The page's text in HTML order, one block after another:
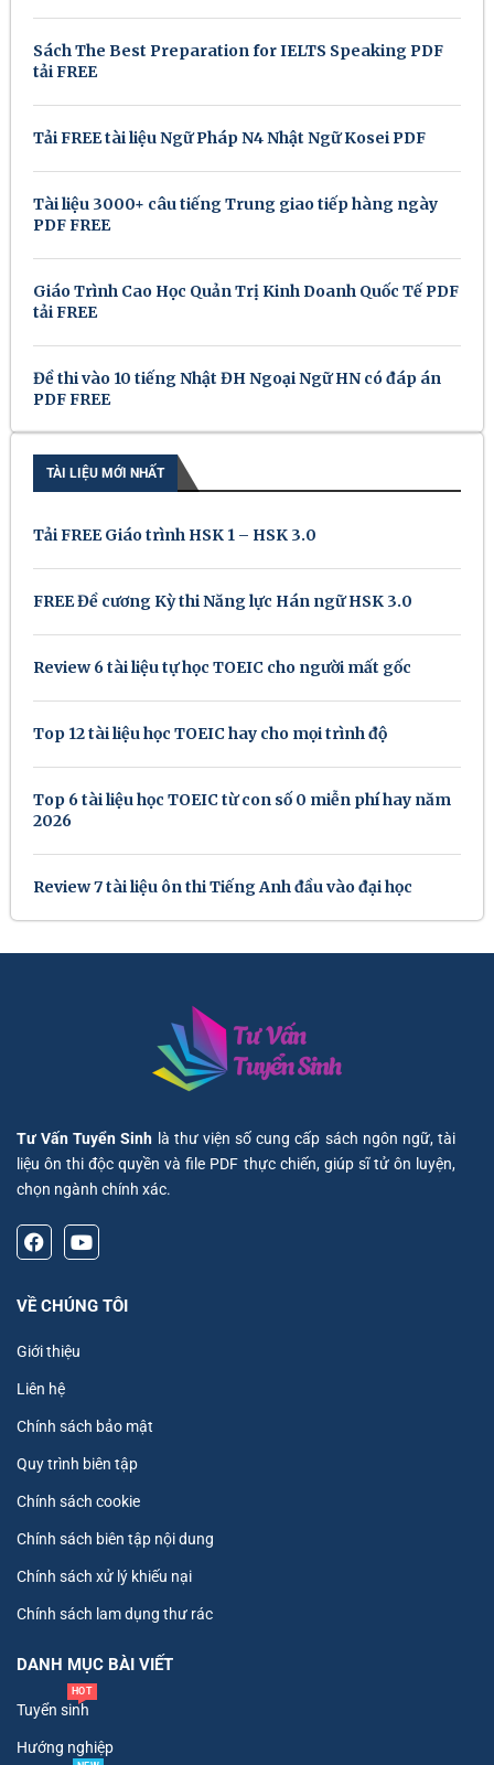
Sách The Best Preparation for IELTS Speaking PDF
tải FREE
Tải FREE tài liệu Ngữ Pháp N4 Nhật Ngữ Kosei PDF
Tài liệu 3000+ câu tiếng Trung giao tiếp hàng ngày
PDF FREE
Giáo Trình Cao Học Quản Trị Kinh Doanh Quốc Tế PDF
tải FREE
Đề thi vào 10 tiếng Nhật ĐH Ngoại Ngữ HN có đáp án
PDF FREE
TÀI LIỆU MỚI NHẤT
Tải FREE Giáo trình HSK 1 – HSK 3.0
FREE Đề cương Kỳ thi Năng lực Hán ngữ HSK 3.0
Review 6 tài liệu tự học TOEIC cho người mất gốc
Top 12 tài liệu học TOEIC hay cho mọi trình độ
Top 6 tài liệu học TOEIC từ con số 0 miễn phí hay năm
2026
Review 7 tài liệu ôn thi Tiếng Anh đầu vào đại học
Tư Vấn Tuyển Sinh là thư viện số cung cấp sách ngôn ngữ, tài
liệu ôn thi độc quyền và file PDF thực chiến, giúp sĩ tử ôn luyện,
chọn ngành chính xác.
VỀ CHÚNG TÔI
Giới thiệu
Liên hệ
Chính sách bảo mật
Quy trình biên tập
Chính sách cookie
Chính sách biên tập nội dung
Chính sách xử lý khiếu nại
Chính sách lam dụng thư rác
DANH MỤC BÀI VIẾT
Tuyển sinh
HOT
Hướng nghiệp